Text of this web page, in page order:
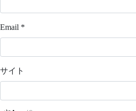
Email *
サイト